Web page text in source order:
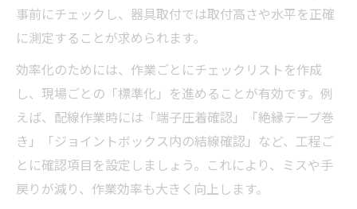
事前にチェックし、器具取付では取付高さや水平を正確
に測定することが求められます。
効率化のためには、作業ごとにチェックリストを作成
し、現場ごとの「標準化」を進めることが有効です。例
えば、配線作業時には「端子圧着確認」「絶縁テープ巻
き」「ジョイントボックス内の結線確認」など、工程ご
とに確認項目を設定しましょう。これにより、ミスや手
戻りが減り、作業効率も大きく向上します。